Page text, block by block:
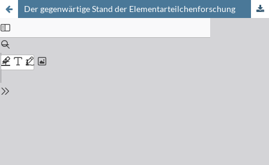
Der gegenwärtige Stand der Elementarteilchenforschung